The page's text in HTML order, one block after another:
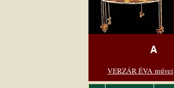
A
VERZÁR ÉVA művei